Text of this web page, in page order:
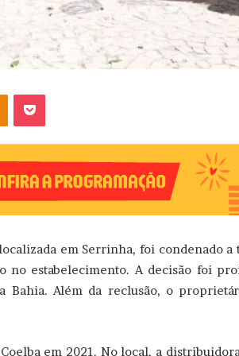
OK
em Serrinha, foi condenado a
estabelecimento. A decisão foi
Bahia. Além da reclusão, o
em 2021. No local, a